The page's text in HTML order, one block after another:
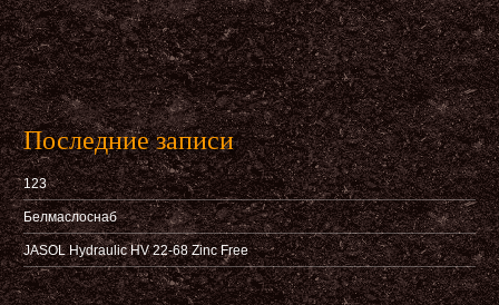
Последние записи
123
Белмаслоснаб
JASOL Hydraulic HV 22-68 Zinc Free